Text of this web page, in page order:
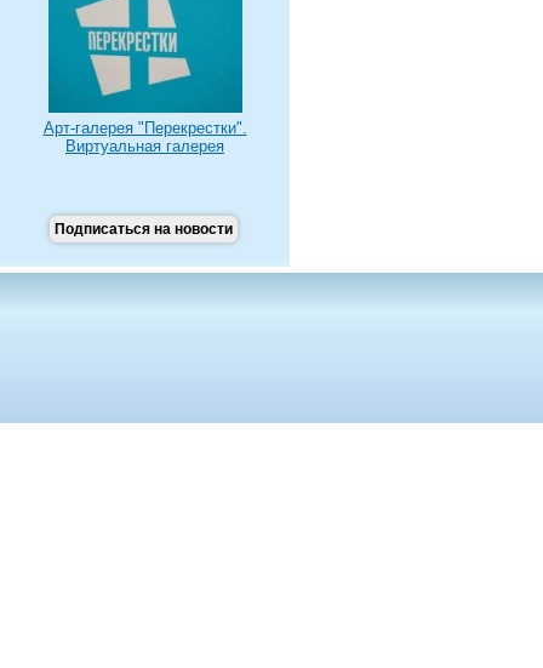
Арт-галерея "Перекрестки".
Виртуальная галерея
Подписаться на новости